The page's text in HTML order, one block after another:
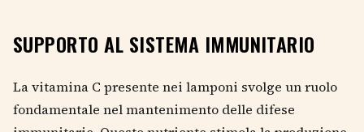
SUPPORTO AL SISTEMA IMMUNITARIO
La vitamina C presente nei lamponi svolge un ruolo
fondamentale nel mantenimento delle difese